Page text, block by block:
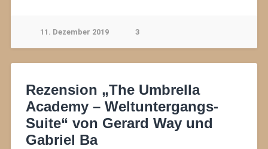
11. Dezember 2019 3
Rezension „The Umbrella
Academy – Weltuntergangs-
Suite“ von Gerard Way und
Gabriel Ba